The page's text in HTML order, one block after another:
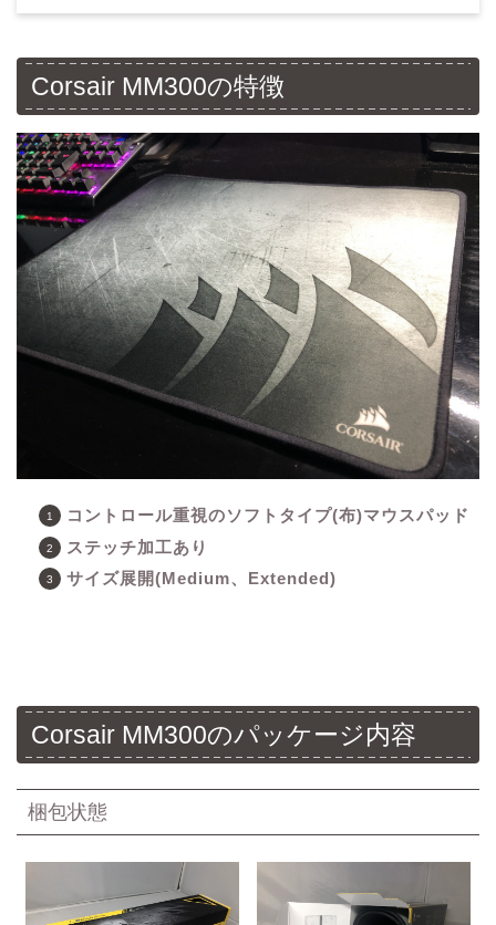
Corsair MM300の特徴
コントロール重視のソフトタイプ(布)マウスパッド
ステッチ加工あり
サイズ展開(Medium、Extended)
Corsair MM300のパッケージ内容
梱包状態